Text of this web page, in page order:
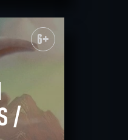
6+
/